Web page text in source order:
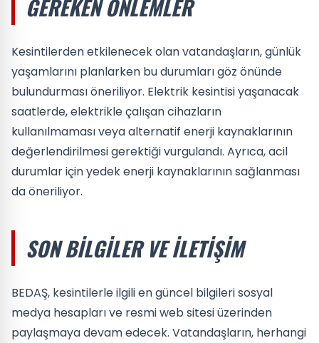
GEREKEN ÖNLEMLER
Kesintilerden etkilenecek olan vatandaşların, günlük
yaşamlarını planlarken bu durumları göz önünde
bulundurması öneriliyor. Elektrik kesintisi yaşanacak
saatlerde, elektrikle çalışan cihazların
kullanılmaması veya alternatif enerji kaynaklarının
değerlendirilmesi gerektiği vurgulandı. Ayrıca, acil
durumlar için yedek enerji kaynaklarının sağlanması
da öneriliyor.
SON BILGILER VE İLETIŞIM
BEDAŞ, kesintilerle ilgili en güncel bilgileri sosyal
medya hesapları ve resmi web sitesi üzerinden
paylaşmaya devam edecek. Vatandaşların, herhangi